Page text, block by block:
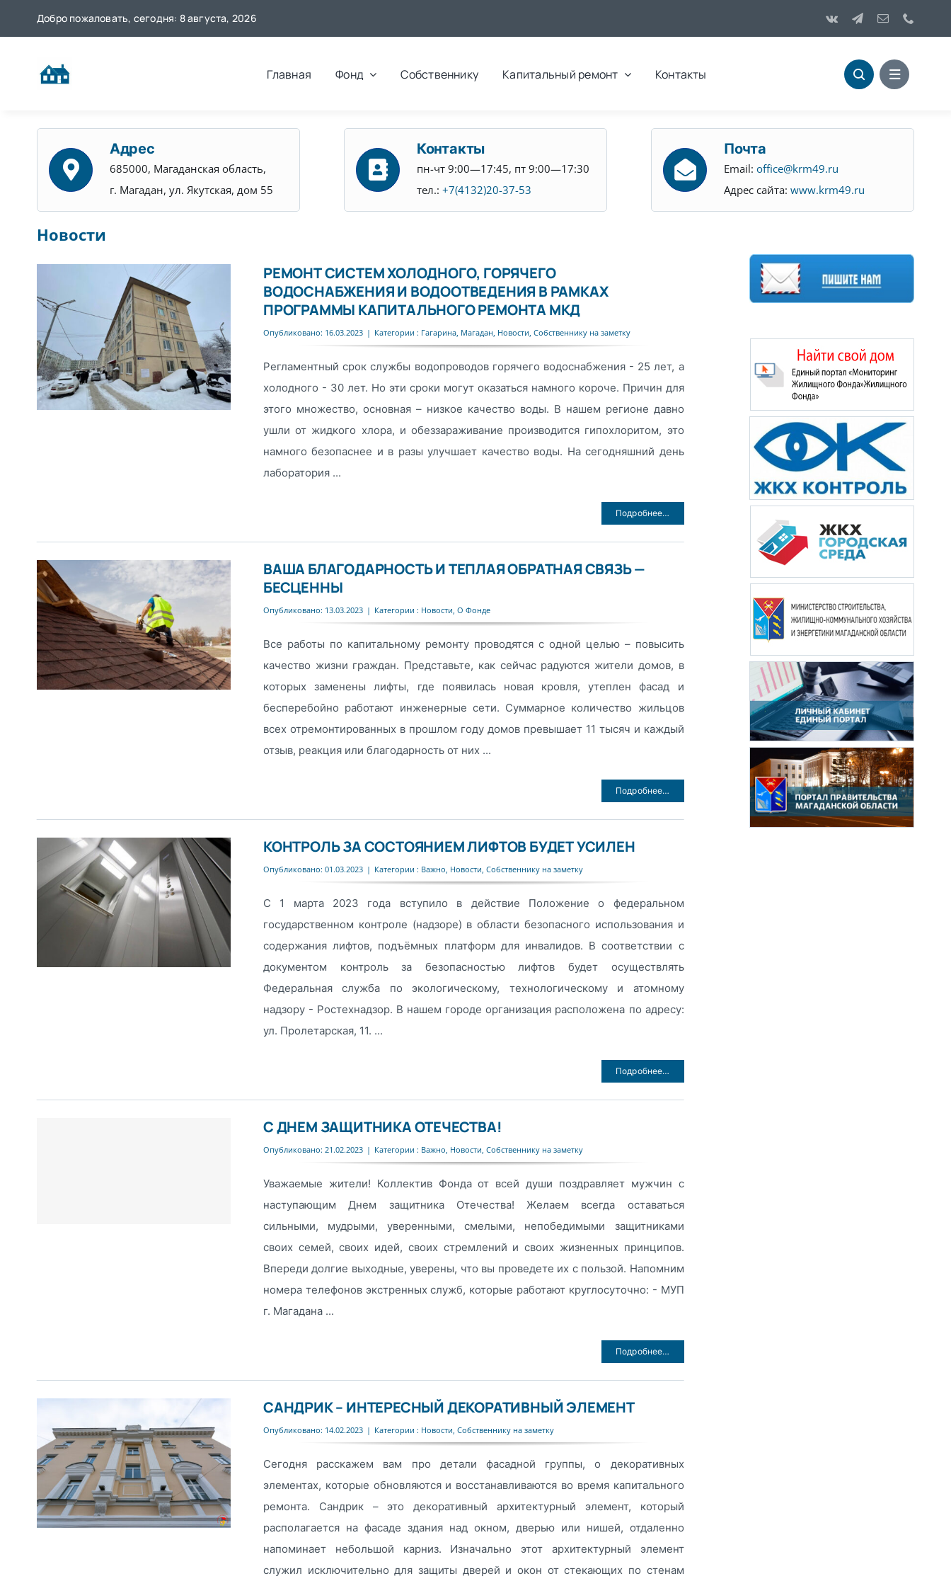
Добро пожаловать, сегодня: 8 августа, 2026
Главная Фонд Собственнику Капитальный ремонт Контакты
Адрес
685000, Магаданская область,
г. Магадан, ул. Якутская, дом 55
Контакты
пн-чт 9:00—17:45, пт 9:00—17:30
тел.: +7(4132)20-37-53
Почта
Email: office@krm49.ru
Адрес сайта: www.krm49.ru
Новости
РЕМОНТ СИСТЕМ ХОЛОДНОГО, ГОРЯЧЕГО
ВОДОСНАБЖЕНИЯ И ВОДООТВЕДЕНИЯ В РАМКАХ
ПРОГРАММЫ КАПИТАЛЬНОГО РЕМОНТА МКД
Опубликовано: 16.03.2023 | Категории : Гагарина, Магадан Новости Собственнику на заметку
Регламентный срок службы водопроводов горячего водоснабжения - 25 лет, а
холодного - 30 лет. Но эти сроки могут оказаться намного короче. Причин для
этого множество, основная – низкое качество воды. В нашем регионе давно
ушли от жидкого хлора, и обеззараживание производится гипохлоритом, это
намного безопаснее и в разы улучшает качество воды. На сегодняшний день
лаборатория ...
Подробнее…
ВАША БЛАГОДАРНОСТЬ И ТЕПЛАЯ ОБРАТНАЯ СВЯЗЬ —
БЕСЦЕННЫ
Опубликовано: 13.03.2023 | Категории : Новости О Фонде
Все работы по капитальному ремонту проводятся с одной целью – повысить
качество жизни граждан. Представьте, как сейчас радуются жители домов, в
которых заменены лифты, где появилась новая кровля, утеплен фасад и
бесперебойно работают инженерные сети. Суммарное количество жильцов
всех отремонтированных в прошлом году домов превышает 11 тысяч и каждый
отзыв, реакция или благодарность от них ...
Подробнее…
КОНТРОЛЬ ЗА СОСТОЯНИЕМ ЛИФТОВ БУДЕТ УСИЛЕН
Опубликовано: 01.03.2023 | Категории : Важно Новости Собственнику на заметку
С 1 марта 2023 года вступило в действие Положение о федеральном
государственном контроле (надзоре) в области безопасного использования и
содержания лифтов, подъёмных платформ для инвалидов. В соответствии с
документом контроль за безопасностью лифтов будет осуществлять
Федеральная служба по экологическому, технологическому и атомному
надзору - Ростехнадзор. В нашем городе организация расположена по адресу:
ул. Пролетарская, 11. ...
Подробнее…
С ДНЕМ ЗАЩИТНИКА ОТЕЧЕСТВА!
Опубликовано: 21.02.2023 | Категории : Важно Новости Собственнику на заметку
Уважаемые жители! Коллектив Фонда от всей души поздравляет мужчин с
наступающим Днем защитника Отечества! Желаем всегда оставаться
сильными, мудрыми, уверенными, смелыми, непобедимыми защитниками
своих семей, своих идей, своих стремлений и своих жизненных принципов.
Впереди долгие выходные, уверены, что вы проведете их с пользой. Напомним
номера телефонов экстренных служб, которые работают круглосуточно: - МУП
г. Магадана ...
Подробнее…
САНДРИК – ИНТЕРЕСНЫЙ ДЕКОРАТИВНЫЙ ЭЛЕМЕНТ
Опубликовано: 14.02.2023 | Категории : Новости Собственнику на заметку
Сегодня расскажем вам про детали фасадной группы, о декоративных
элементах, которые обновляются и восстанавливаются во время капитального
ремонта. Сандрик – это декоративный архитектурный элемент, который
располагается на фасаде здания над окном, дверью или нишей, отдаленно
напоминает небольшой карниз. Изначально этот архитектурный элемент
служил исключительно для защиты дверей и окон от стекающих по стенам